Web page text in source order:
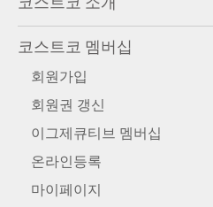
코스트코 멤버십
회원가입
회원권 갱신
이그제큐티브 멤버십
온라인등록
마이페이지